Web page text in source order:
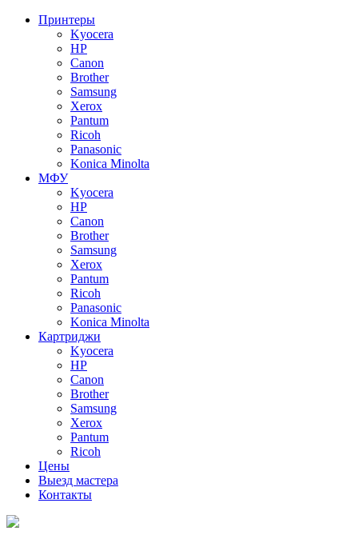
Принтеры
Kyocera
HP
Canon
Brother
Samsung
Xerox
Pantum
Ricoh
Panasonic
Konica Minolta
МФУ
Kyocera
HP
Canon
Brother
Samsung
Xerox
Pantum
Ricoh
Panasonic
Konica Minolta
Картриджи
Kyocera
HP
Canon
Brother
Samsung
Xerox
Pantum
Ricoh
Цены
Выезд мастера
Контакты